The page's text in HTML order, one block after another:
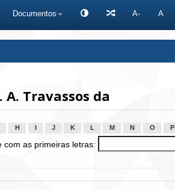
Documentos A- A
Travassos da
H J K L M N O P
com as primeiras letras: